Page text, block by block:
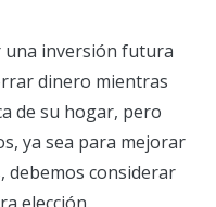
una inversión futura
dinero mientras
de su hogar, pero
ya sea para mejorar
considerar